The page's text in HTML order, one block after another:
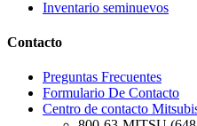
Inventario seminuevos
Contacto
Preguntas Frecuentes
Formulario De Contacto
Centro de contacto